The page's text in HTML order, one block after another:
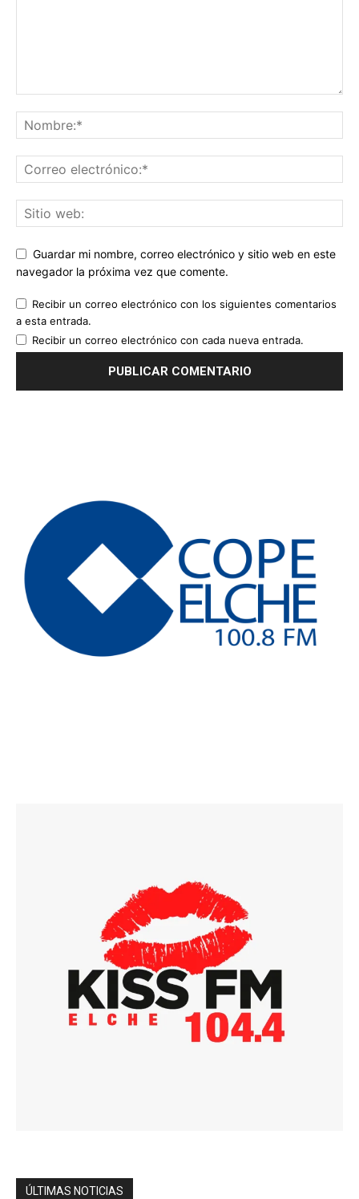
Guardar mi nombre, correo electrónico y sitio web en este
navegador la próxima vez que comente.
Recibir un correo electrónico con los siguientes comentarios
a esta entrada.
Recibir un correo electrónico con cada nueva entrada.
ÚLTIMAS NOTICIAS